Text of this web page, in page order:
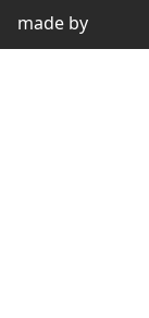
made by